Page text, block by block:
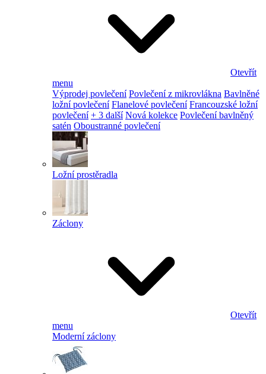
Otevřít
menu
Výprodej povlečení Povlečení z mikrovlákna Bavlněné
ložní povlečení Flanelové povlečení Francouzské ložní
povlečení + 3 další Nová kolekce Povlečení bavlněný
satén Oboustranné povlečení
Ložní prostěradla
Záclony
Otevřít
menu
Moderní záclony